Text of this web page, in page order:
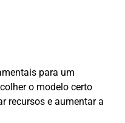
para um
o modelo certo
recursos e aumentar a